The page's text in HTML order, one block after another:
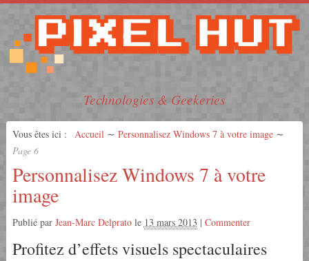
Technologies & Geekeries
Vous êtes ici : Accueil ∼ Personnalisez Windows 7 à votre image ∼
Page 6
Personnalisez Windows 7 à votre
image
Publié par Jean-Marc Delpratole 13 mars 2013 | Commenter
Profitez d’effets visuels spectaculaires